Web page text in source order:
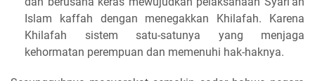
Islam kaffah dengan menegakkan Khilafah. Karena
Khilafah sistem satu-satunya yang menjaga
kehormatan perempuan dan memenuhi hak-haknya.